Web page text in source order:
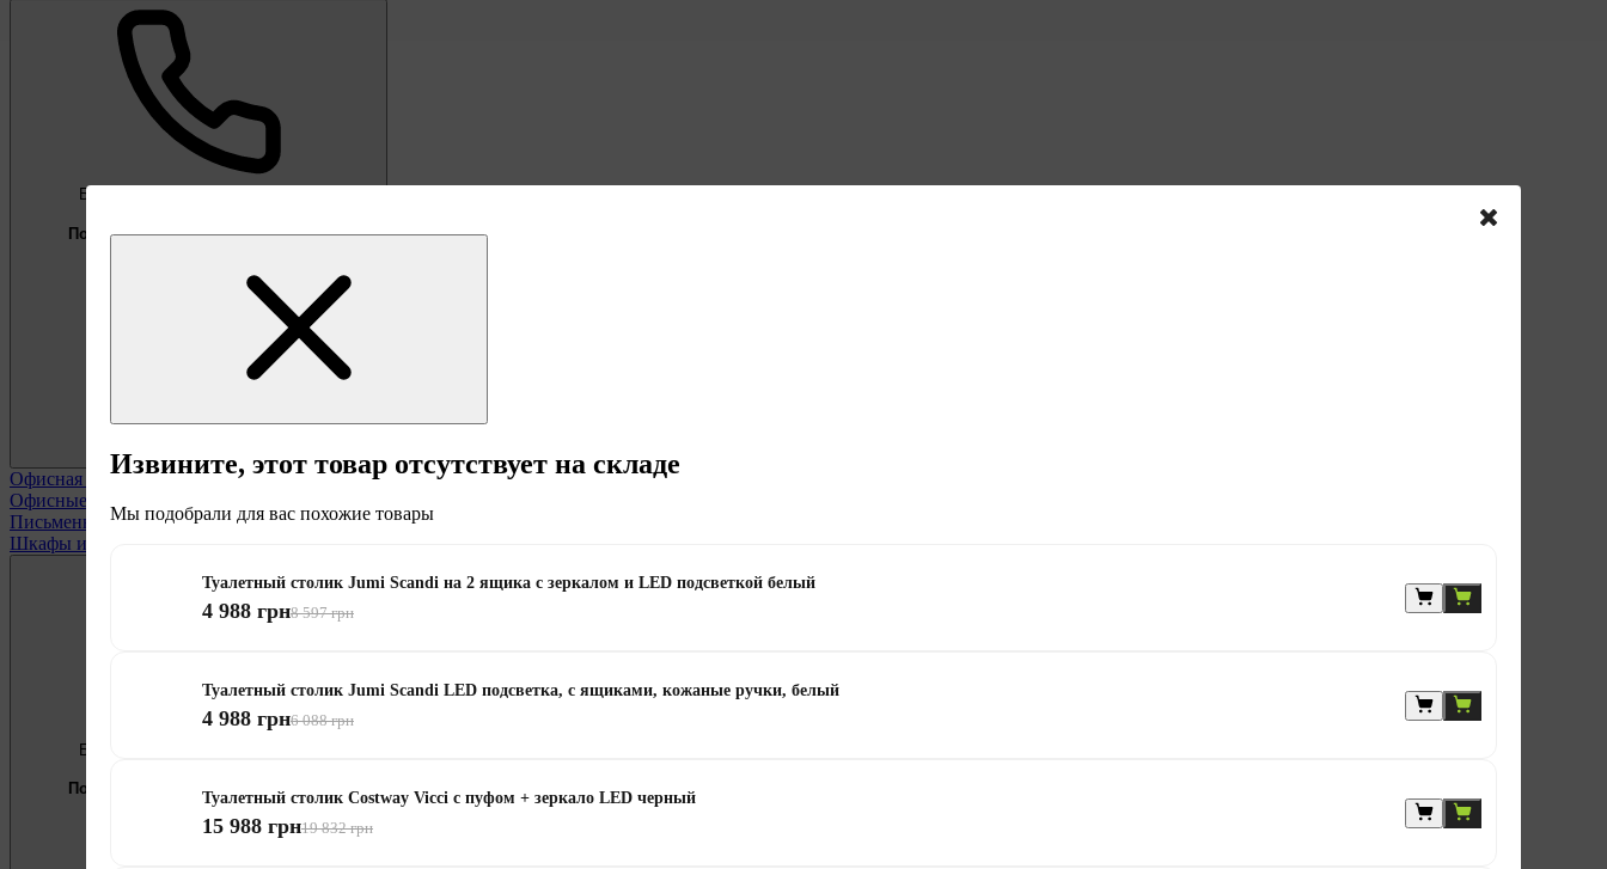
Бесплатно
Подберём мебель под ваши цели
Офисная мебельСмотреть все
Офисные кресла
Письменные столы
Шкафы и полки офисные
Бесплатно
Подберём мебель под ваши цели
0 800 338 301
Извините, этот товар отсутствует на складе
Мы подобрали для вас похожие товары
Туалетный столик Jumi Scandi на 2 ящика с зеркалом и LED подсветкой белый
4 988 грн8 597 грн
Туалетный столик Jumi Scandi LED подсветка, с ящиками, кожаные ручки, белый
4 988 грн6 088 грн
Туалетный столик Costway Vicci с пуфом + зеркало LED черный
15 988 грн19 832 грн